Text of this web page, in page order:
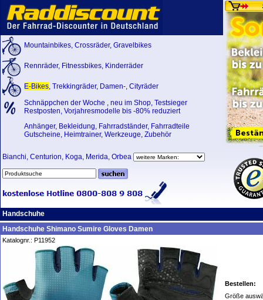
Mountainbikes, Crossräder, Gravelbikes
Rennräder, Fitnessbikes, Kinderräder
E-Bikes, Trekkingräder, Damen-, Cityräder
Schnäppchen der Woche , neu im Shop, Testsieger
Restposten, Vorjahresmodelle bis -80% reduziert
Anhänger, Bekleidung, Fahrradständer, Fahrradteile
Gutscheine, Heimtrainer, Werkzeuge, Zubehör
Bianchi, Centurion, Koga, Merida, Orbea
Handschuhe
Handschuhe Shimano Sumire Gloves Damen
Katalognr.: P11952
Bestellen:
Größe